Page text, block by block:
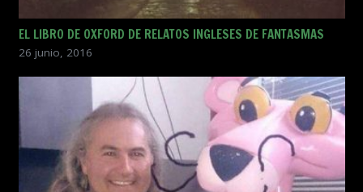
EL LIBRO DE OXFORD DE RELATOS INGLESES DE FANTASMAS
26 junio, 2016